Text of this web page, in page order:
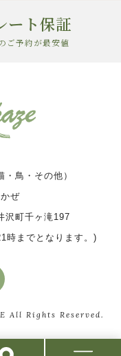
ート保証
ご予約が最安値
鳥・その他）
ぜ
沢町千ヶ滝197
時までとなります。)
All Rights Reserved.